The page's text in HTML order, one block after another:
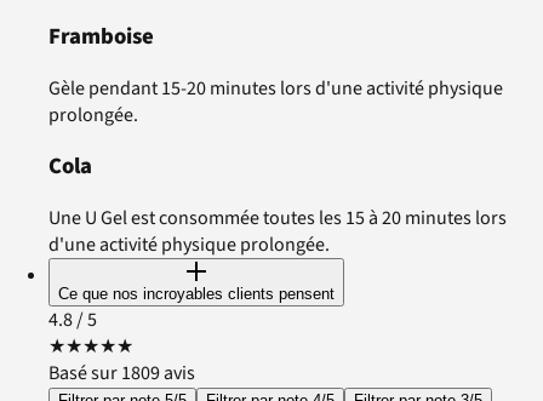
Framboise
Gèle pendant 15-20 minutes lors d'une activité physique
prolongée.
Cola
Une U Gel est consommée toutes les 15 à 20 minutes lors
d'une activité physique prolongée.
Ce que nos incroyables clients pensent
4.8/ 5
★★★★★
Basé sur 1809 avis